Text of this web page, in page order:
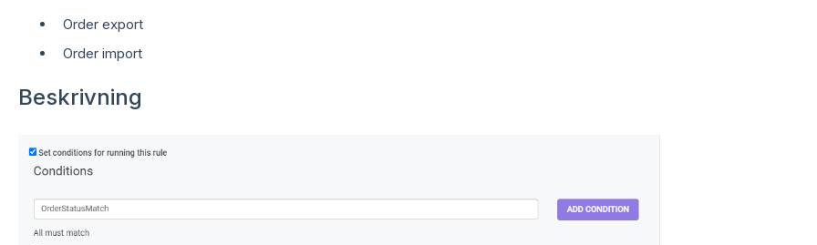
Order export
Order import
Beskrivning